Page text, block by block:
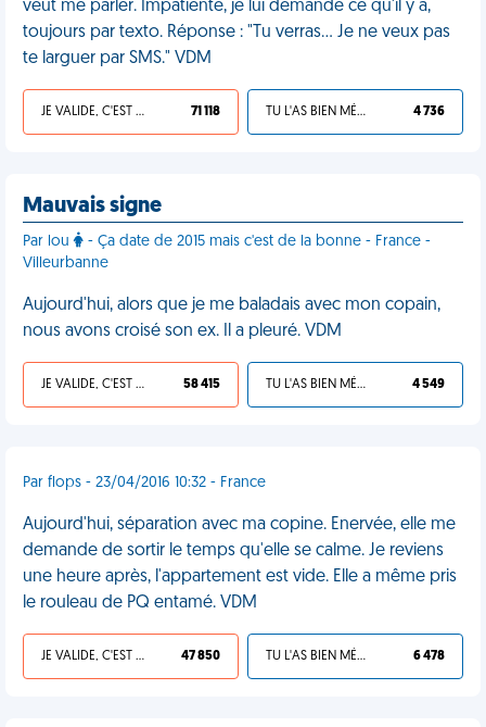
veut me parler. Impatiente, je lui demande ce qu'il y a,
toujours par texto. Réponse : "Tu verras… Je ne veux pas
te larguer par SMS." VDM
JE VALIDE, C'EST UNE VDM 71 118 TU L'AS BIEN MÉRITÉ 4 736
Mauvais signe
Par lou
- Ça date de 2015 mais c'est de la bonne - France -
Villeurbanne
Aujourd'hui, alors que je me baladais avec mon copain,
nous avons croisé son ex. Il a pleuré. VDM
JE VALIDE, C'EST UNE VDM 58 415 TU L'AS BIEN MÉRITÉ 4 549
Par flops - 23/04/2016 10:32 - France
Aujourd'hui, séparation avec ma copine. Enervée, elle me
demande de sortir le temps qu'elle se calme. Je reviens
une heure après, l'appartement est vide. Elle a même pris
le rouleau de PQ entamé. VDM
JE VALIDE, C'EST UNE VDM 47 850 TU L'AS BIEN MÉRITÉ 6 478